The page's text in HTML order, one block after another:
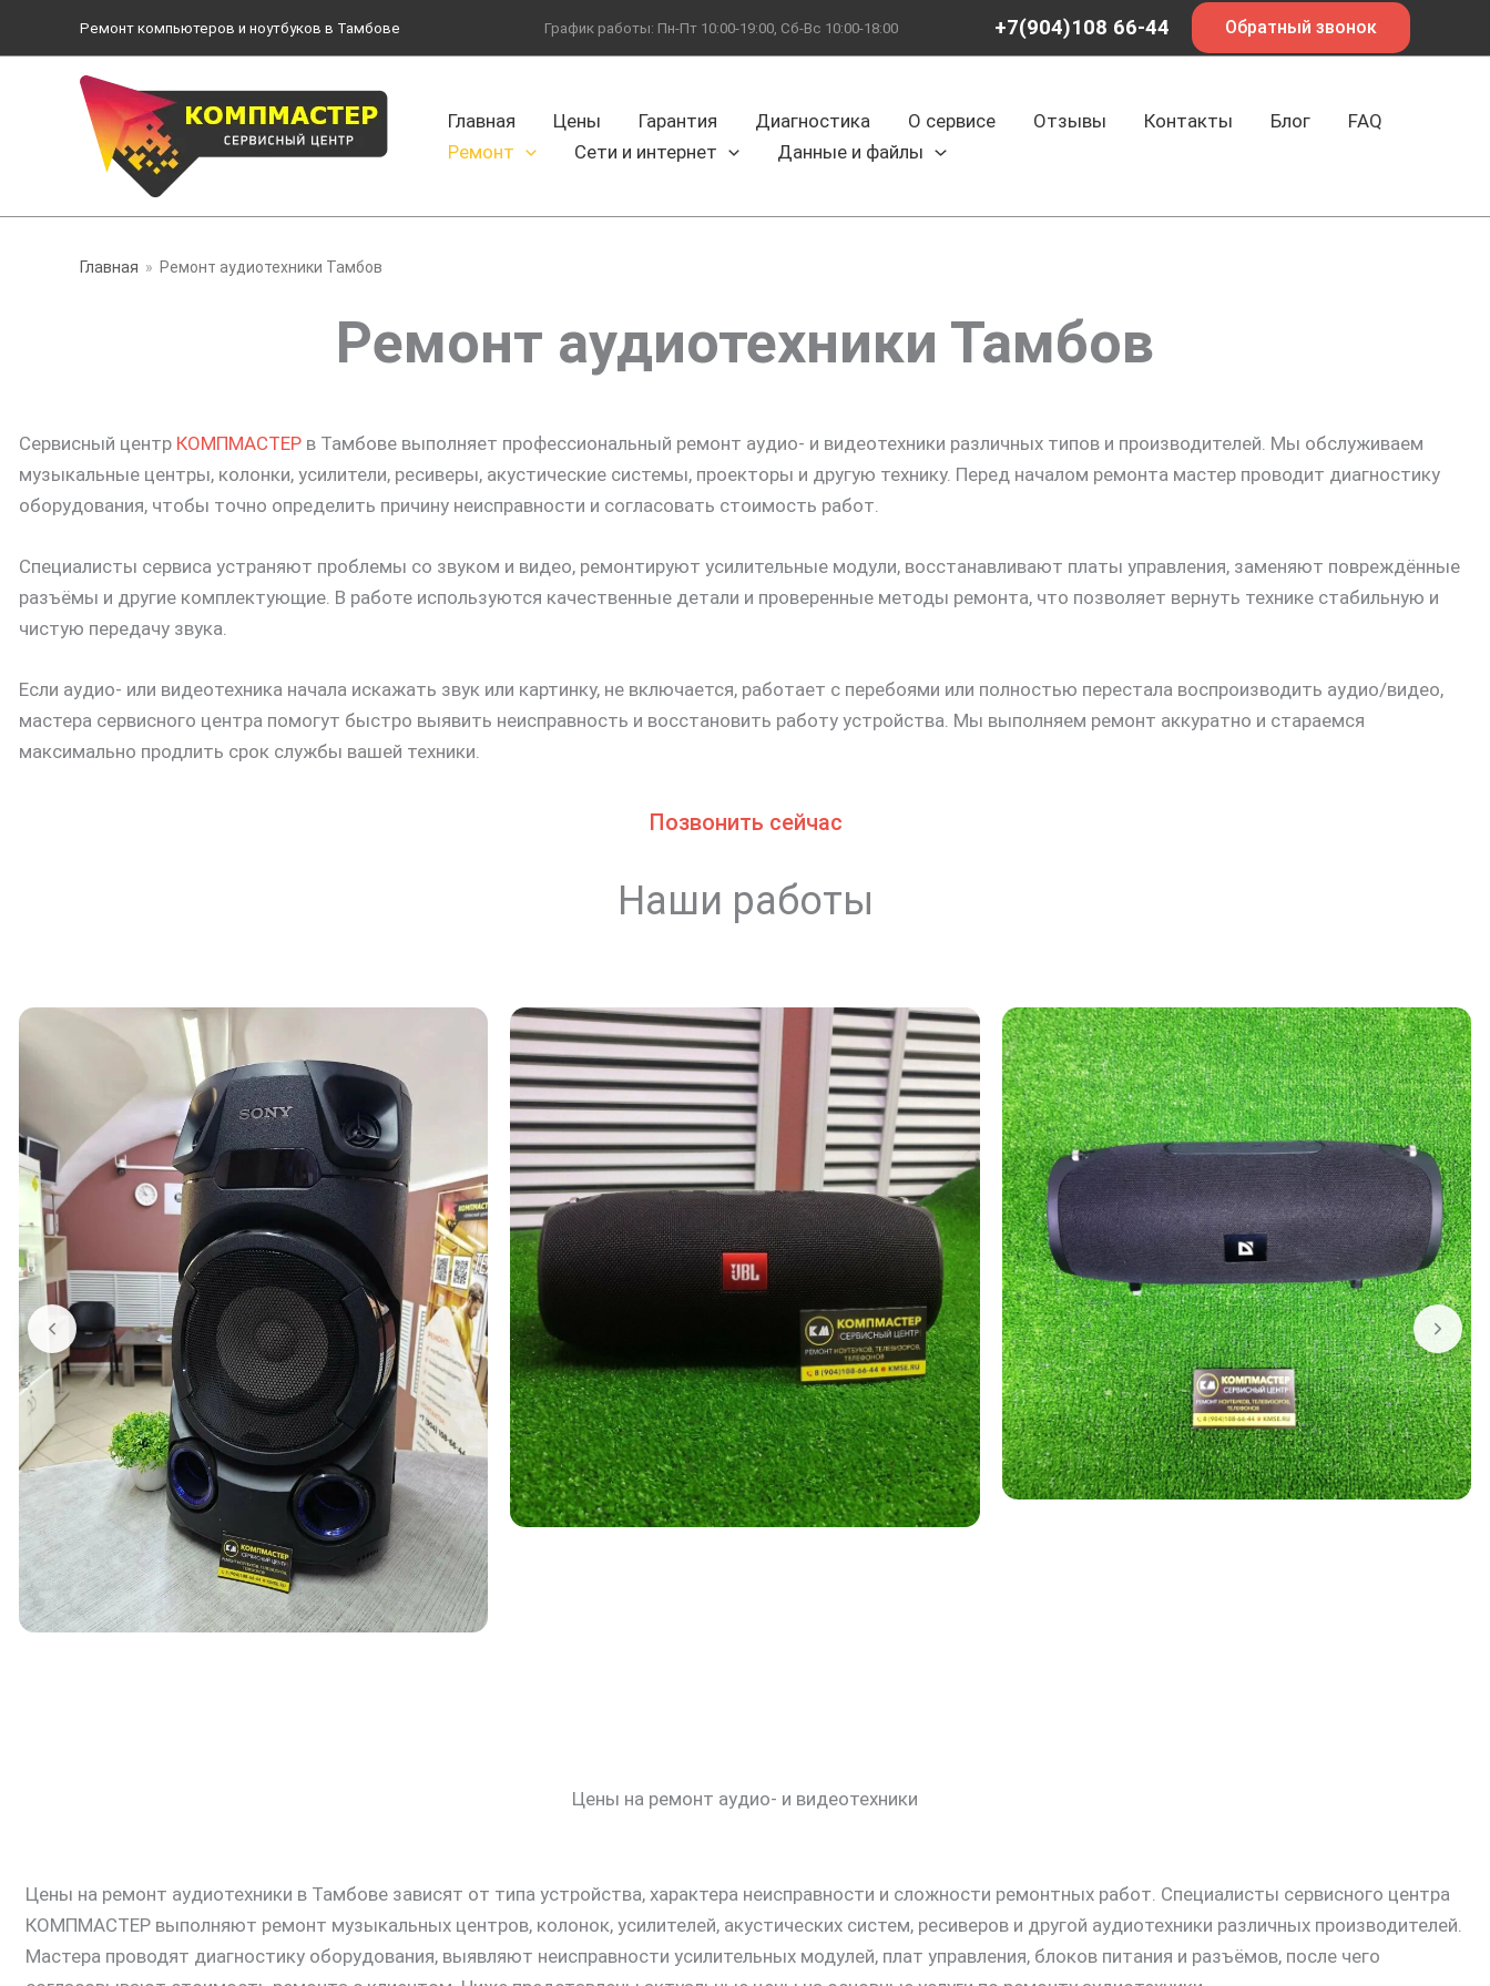
содержимому
Ремонт компьютеров и ноутбуков в Тамбове График работы: Пн-Пт 10:00-19:00, Сб-Вс 10:00-18:00 +7(904)108 66-44 Обратный звонок
Главная Цены Гарантия Диагностика О сервисе Отзывы Контакты Блог
FAQ
Ремонт
Сети и интернет Данные и файлы
Главная Ремонт аудиотехники Тамбов
Ремонт аудиотехники Тамбов
Сервисный центр КОМПМАСТЕР в Тамбове выполняет профессиональный ремонт аудио- и видеотехники различных типов и производителей. Мы обслуживаем
музыкальные центры, колонки, усилители, ресиверы, акустические системы, проекторы и другую технику. Перед началом ремонта мастер проводит диагностику
оборудования, чтобы точно определить причину неисправности и согласовать стоимость работ.
Специалисты сервиса устраняют проблемы со звуком и видео, ремонтируют усилительные модули, восстанавливают платы управления, заменяют повреждённые
разъёмы и другие комплектующие. В работе используются качественные детали и проверенные методы ремонта, что позволяет вернуть технике стабильную и
чистую передачу звука.
Если аудио- или видеотехника начала искажать звук или картинку, не включается, работает с перебоями или полностью перестала воспроизводить аудио/видео,
мастера сервисного центра помогут быстро выявить неисправность и восстановить работу устройства. Мы выполняем ремонт аккуратно и стараемся
максимально продлить срок службы вашей техники.
Позвонить сейчас
Наши работы
Цены на ремонт аудио- и видеотехники
Цены на ремонт аудиотехники в Тамбове зависят от типа устройства, характера неисправности и сложности ремонтных работ. Специалисты сервисного центра
КОМПМАСТЕР выполняют ремонт музыкальных центров, колонок, усилителей, акустических систем, ресиверов и другой аудиотехники различных производителей.
Мастера проводят диагностику оборудования, выявляют неисправности усилительных модулей, плат управления, блоков питания и разъёмов, после чего